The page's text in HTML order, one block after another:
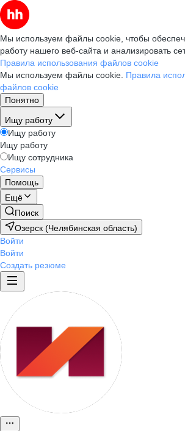
Мы используем файлы cookie, чтобы
работу нашего веб-сайта и анализировать
Правила использования файлов cookie
Мы используем файлы cookie. Правила
файлов cookie
Понятно
Ищу работу
Ищу работу
Ищу работу
Ищу сотрудника
Сервисы
Помощь
Ещё
Поиск
Озерск (Челябинская область)
Войти
Войти
Создать резюме